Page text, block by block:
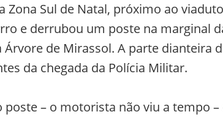
Sul de Natal, próximo ao
e derrubou um poste na marginal
de Mirassol. A parte dianteira
da chegada da Polícia Militar.
– o motorista não viu a tempo –